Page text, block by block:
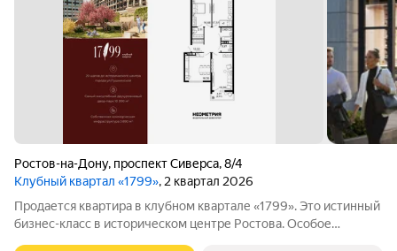
Ростов-на-Дону, проспект Сиверса,8/4
Клубный квартал «1799», 2 квартал 2026
Продается квартира в клубном квартале «1799». Это истинный
бизнес-класс в историческом центре Ростова. Особое